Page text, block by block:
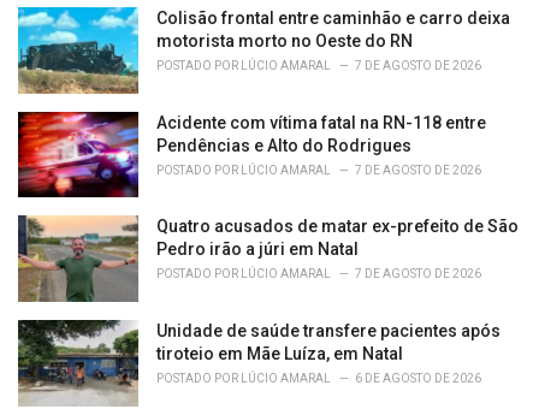
Colisão frontal entre caminhão e carro deixa
motorista morto no Oeste do RN
POSTADO POR LÚCIO AMARAL 7 DE AGOSTO DE 2026
Acidente com vítima fatal na RN-118 entre
Pendências e Alto do Rodrigues
POSTADO POR LÚCIO AMARAL 7 DE AGOSTO DE 2026
Quatro acusados de matar ex-prefeito de São
Pedro irão a júri em Natal
POSTADO POR LÚCIO AMARAL 7 DE AGOSTO DE 2026
Unidade de saúde transfere pacientes após
tiroteio em Mãe Luíza, em Natal
POSTADO POR LÚCIO AMARAL 6 DE AGOSTO DE 2026